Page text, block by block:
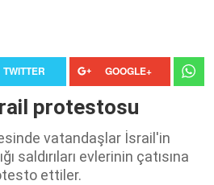
TWITTER GOOGLE+
protestosu
vatandaşlar İsrail'in
saldırıları evlerinin çatısına
ettiler.